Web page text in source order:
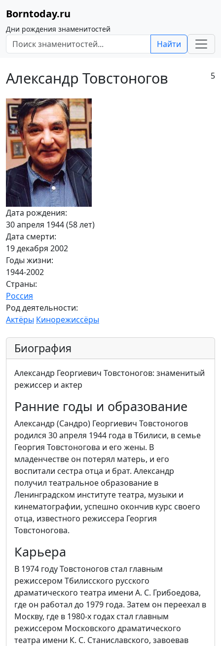
Borntoday.ru
Дни рождения знаменитостей
Найти
Александр Товстоногов 5
Дата рождения:
30 апреля 1944 (58 лет)
Дата смерти:
19 декабря 2002
Годы жизни:
1944-2002
Страны:
Россия
Род деятельности:
Актёры Кинорежиссёры
Биография
Александр Георгиевич Товстоногов: знаменитый
режиссер и актер
Ранние годы и образование
Александр (Сандро) Георгиевич Товстоногов
родился 30 апреля 1944 года в Тбилиси, в семье
Георгия Товстоногова и его жены. В
младенчестве он потерял матерь, и его
воспитали сестра отца и брат. Александр
получил театральное образование в
Ленинградском институте театра, музыки и
кинематографии, успешно окончив курс своего
отца, известного режиссера Георгия
Товстоногова.
Карьера
В 1974 году Товстоногов стал главным
режиссером Тбилисского русского
драматического театра имени А. С. Грибоедова,
где он работал до 1979 года. Затем он переехал в
Москву, где в 1980-х годах стал главным
режиссером Московского драматического
театра имени К. С. Станиславского, завоевав